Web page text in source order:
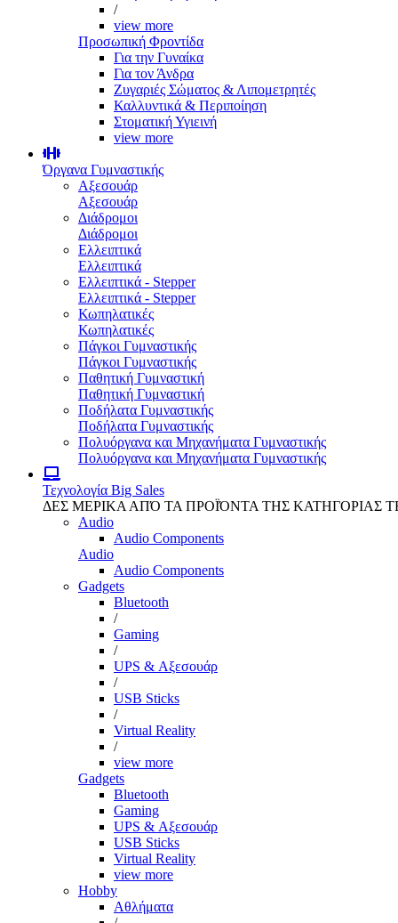
/
view more
Προσωπική Φροντίδα
Για την Γυναίκα
Για τον Άνδρα
Ζυγαριές Σώματος & Λιπομετρητές
Καλλυντικά & Περιποίηση
Στοματική Υγιεινή
view more
Όργανα Γυμναστικής
Αξεσουάρ
Αξεσουάρ
Διάδρομοι
Διάδρομοι
Ελλειπτικά
Ελλειπτικά
Ελλειπτικά - Stepper
Ελλειπτικά - Stepper
Κωπηλατικές
Κωπηλατικές
Πάγκοι Γυμναστικής
Πάγκοι Γυμναστικής
Παθητική Γυμναστική
Παθητική Γυμναστική
Ποδήλατα Γυμναστικής
Ποδήλατα Γυμναστικής
Πολυόργανα και Μηχανήματα Γυμναστικής
Πολυόργανα και Μηχανήματα Γυμναστικής
Τεχνολογία Big Sales
ΔΕΣ ΜΕΡΙΚΑ ΑΠΌ ΤΑ ΠΡΟΪΌΝΤΑ ΤΗΣ ΚΑΤΗΓΟΡΙΑΣ
Audio
Audio Components
Audio
Audio Components
Gadgets
Bluetooth
/
Gaming
/
UPS & Αξεσουάρ
/
USB Sticks
/
Virtual Reality
/
view more
Gadgets
Bluetooth
Gaming
UPS & Αξεσουάρ
USB Sticks
Virtual Reality
view more
Hobby
Αθλήματα